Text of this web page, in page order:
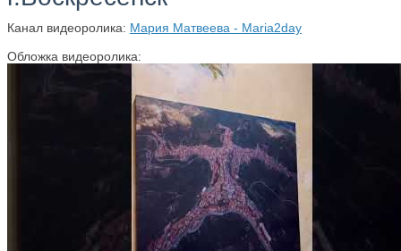
Канал видеоролика: Мария Матвеева - Maria2day
Обложка видеоролика: